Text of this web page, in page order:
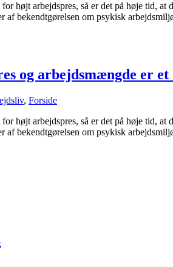
højt arbejdspres, så er det på høje tid,
af bekendtgørelsen om psykisk
og arbejdsmængde er
, Forside
højt arbejdspres, så er det på høje tid,
af bekendtgørelsen om psykisk